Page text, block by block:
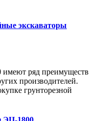
экскаваторы
ряд преимуществ
производителей.
грунторезной